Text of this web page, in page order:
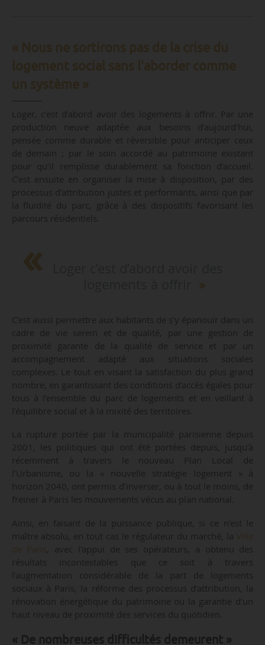
Loger, c’est d’abord avoir des logements à offrir. Par une
production neuve adaptée aux besoins d’aujourd’hui,
pensée comme durable et réversible pour anticiper ceux
de demain ; par le soin accordé au patrimoine existant
pour qu’il remplisse durablement sa fonction d’accueil.
C’est ensuite en organiser la mise à disposition, par des
processus d’attribution justes et performants, ainsi que par
la fluidité du parc, grâce à des dispositifs favorisant les
parcours résidentiels.
C’est aussi permettre aux habitants de s’y épanouir dans un
cadre de vie serein et de qualité, par une gestion de
proximité garante de la qualité de service et par un
accompagnement adapté aux situations sociales
complexes. Le tout en visant la satisfaction du plus grand
nombre, en garantissant des conditions d’accès égales pour
tous à l’ensemble du parc de logements et en veillant à
l’équilibre social et à la mixité des territoires.
La rupture portée par la municipalité parisienne depuis
2001, les politiques qui ont été portées depuis, jusqu’à
récemment à travers le nouveau Plan Local de
l’Urbanisme, ou la « nouvelle stratégie logement » à
horizon 2040, ont permis d’inverser, ou à tout le moins, de
freiner à Paris les mouvements vécus au plan national.
Ainsi, en faisant de la puissance publique, si ce n’est le
maître absolu, en tout cas le régulateur du marché, la
, avec l’appui de ses opérateurs, a obtenu des
résultats incontestables que ce soit à travers
l’augmentation considérable de la part de logements
sociaux à Paris, la réforme des processus d’attribution, la
rénovation énergétique du patrimoine ou la garantie d’un
haut niveau de proximité des services du quotidien.
« De nombreuses difficultés demeurent »